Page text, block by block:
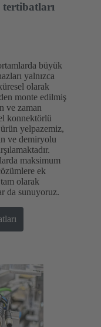
büyük
yalnızca
olarak
monte edilmiş
ve zaman
konnektörlü
yelpazemiz,
ve demiryolu
maksimum
ek
olarak
da sunuyoruz.